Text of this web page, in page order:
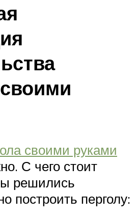
своими руками
С чего стоит
решились
построить перголу: